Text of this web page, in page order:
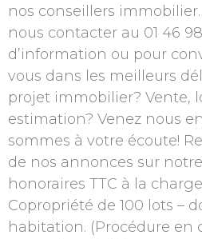
nos conseillers immobilier.
nous contacter au 01 46
d’information ou pour
vous dans les meilleurs
projet immobilier? Vente,
estimation? Venez nous
sommes à votre écoute!
de nos annonces sur
honoraires TTC à la
Copropriété de 100 lots –
habitation. (Procédure en